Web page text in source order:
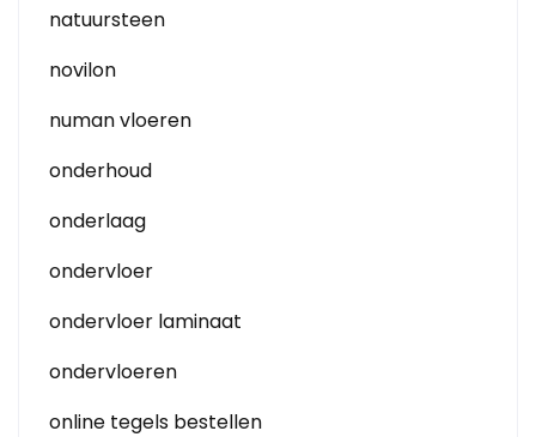
natuursteen
novilon
numan vloeren
onderhoud
onderlaag
ondervloer
ondervloer laminaat
ondervloeren
online tegels bestellen